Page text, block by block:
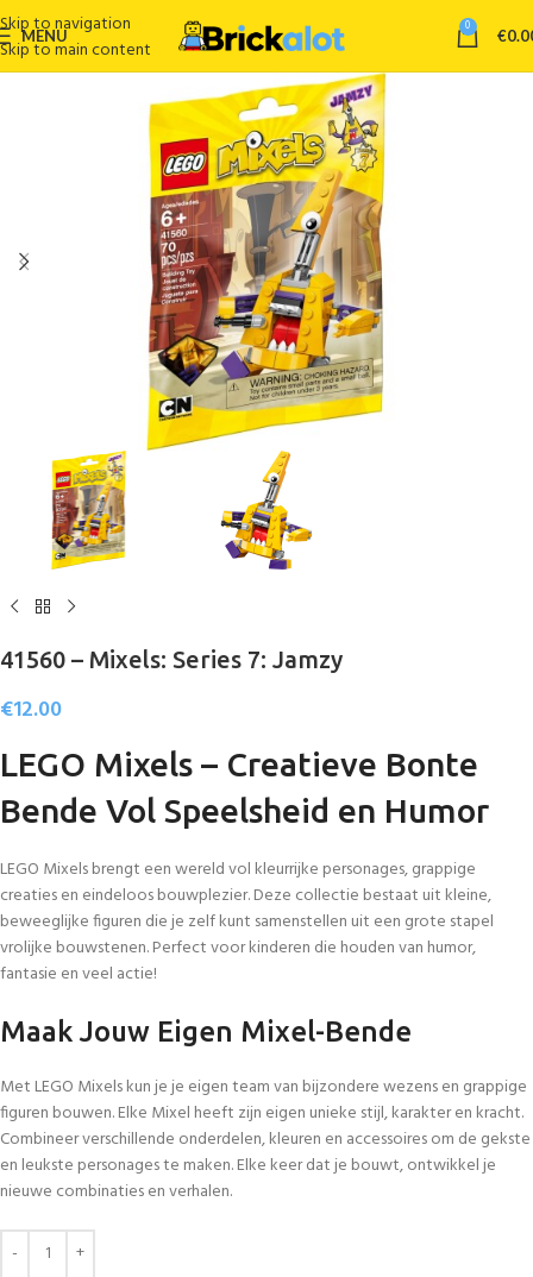
Skip to navigation
Skip to main content
MENU 0 €
41560 – Mixels: Series 7: Jamzy
€12.00
LEGO Mixels – Creatieve Bonte
Bende Vol Speelsheid en Humor
LEGO Mixels brengt een wereld vol kleurrijke personages, grappige
creaties en eindeloos bouwplezier. Deze collectie bestaat uit kleine,
beweeglijke figuren die je zelf kunt samenstellen uit een grote stapel
vrolijke bouwstenen. Perfect voor kinderen die houden van humor,
fantasie en veel actie!
Maak Jouw Eigen Mixel-Bende
Met LEGO Mixels kun je je eigen team van bijzondere wezens en grappige
figuren bouwen. Elke Mixel heeft zijn eigen unieke stijl, karakter en kracht.
Combineer verschillende onderdelen, kleuren en accessoires om de gekste
en leukste personages te maken. Elke keer dat je bouwt, ontwikkel je
nieuwe combinaties en verhalen.